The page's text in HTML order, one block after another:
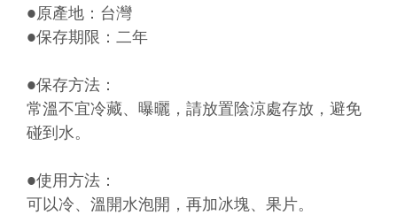
●原產地：台灣
●保存期限：二年
●保存方法：
常溫不宜冷藏、曝曬，請放置陰涼處存放，避免
碰到水。
●使用方法：
可以冷、溫開水泡開，再加冰塊、果片。